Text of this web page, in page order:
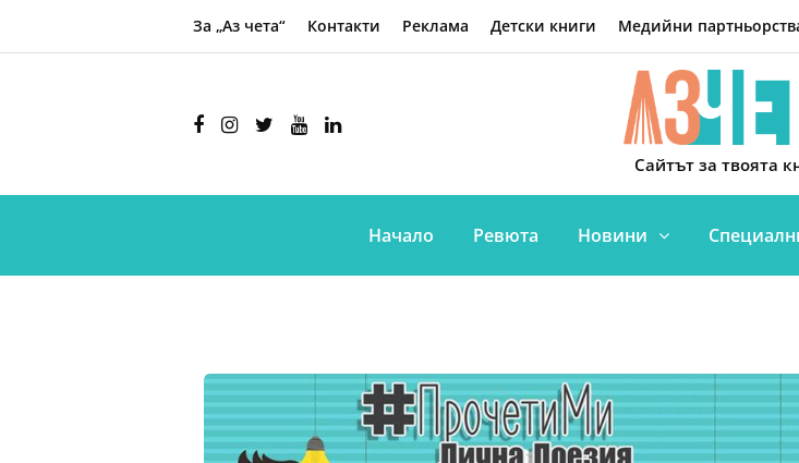
За „Аз чета“ Контакти Реклама Детски книги Медийни
Сайтът за твоята
Начало Ревюта Новини